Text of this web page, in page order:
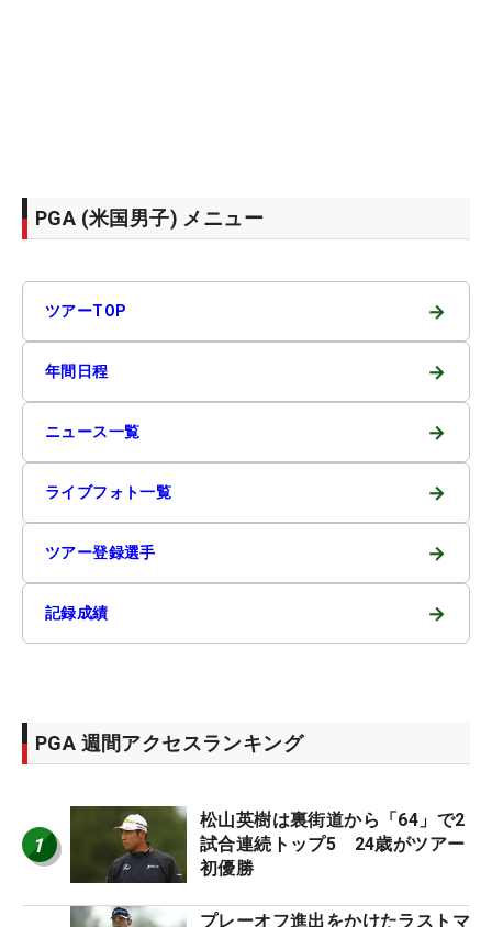
PGA (米国男子) メニュー
ツアーTOP →
年間日程 →
ニュース一覧 →
ライブフォト一覧 →
ツアー登録選手 →
記録成績 →
PGA 週間アクセスランキング
1
松山英樹は裏街道から「64」で2
試合連続トップ5 24歳がツアー
初優勝
プレーオフ進出をかけたラストマ